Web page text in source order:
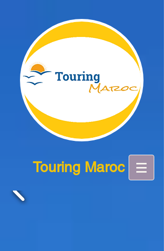
Touring Maroc